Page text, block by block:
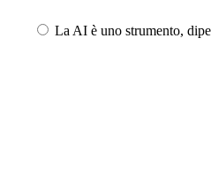
La AI è uno strumento,